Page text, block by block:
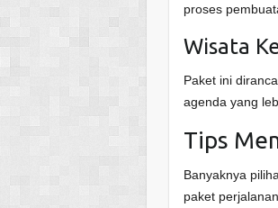
proses
Wisata
Paket ini
agenda yang
Tips
Banyaknya
paket perjalanan.